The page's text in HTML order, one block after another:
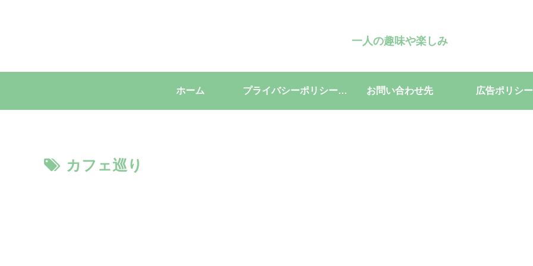
一人の趣味や楽しみ
ホーム プライバシーポリシー・免責事項 お問い合わせ先 広告ポリシー
カフェ巡り